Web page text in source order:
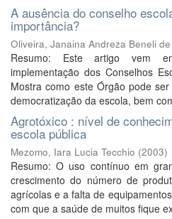
A ausência do conselho
importância?
Oliveira, Janaina Andreza Beneli de
Resumo: Este artigo vem
implementação dos Conselhos
Mostra como este Órgão pode
democratização da escola, bem
Agrotóxico : nível de
escola pública
Mezomo, Iara Lucia Tecchio (2003)
Resumo: O uso contínuo em
crescimento do número de
agrícolas e a falta de
com que a saúde de muitos fique